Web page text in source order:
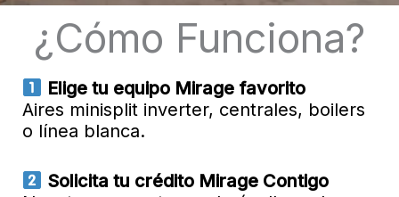
¿Cómo Funciona?
Elige tu equipo Mirage favorito
Aires minisplit inverter, centrales, boilers
o línea blanca.
Solicita tu crédito Mirage Contigo